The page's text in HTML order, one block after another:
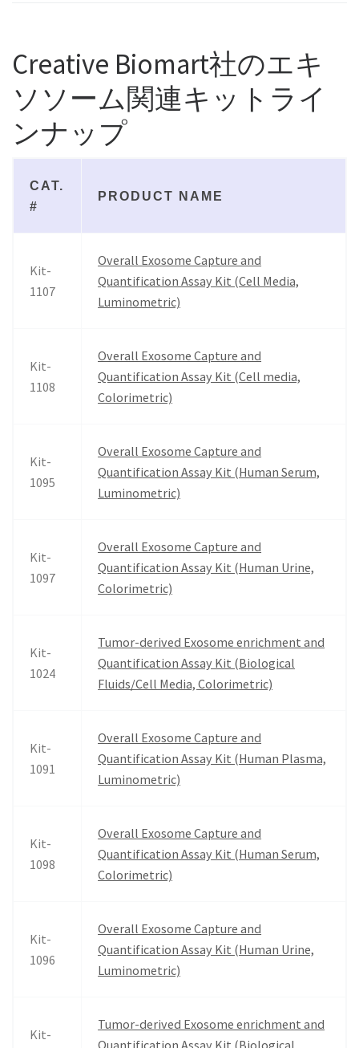
Creative Biomart社のエキ
ソソーム関連キットライ
ンナップ
CAT.
#
PRODUCT NAME
Kit-
1107
Overall Exosome Capture and
Quantification Assay Kit (Cell Media,
Luminometric)
Kit-
1108
Overall Exosome Capture and
Quantification Assay Kit (Cell media,
Colorimetric)
Kit-
1095
Overall Exosome Capture and
Quantification Assay Kit (Human Serum,
Luminometric)
Kit-
1097
Overall Exosome Capture and
Quantification Assay Kit (Human Urine,
Colorimetric)
Kit-
1024
Tumor-derived Exosome enrichment and
Quantification Assay Kit (Biological
Fluids/Cell Media, Colorimetric)
Kit-
1091
Overall Exosome Capture and
Quantification Assay Kit (Human Plasma,
Luminometric)
Kit-
1098
Overall Exosome Capture and
Quantification Assay Kit (Human Serum,
Colorimetric)
Kit-
1096
Overall Exosome Capture and
Quantification Assay Kit (Human Urine,
Luminometric)
Kit-
Tumor-derived Exosome enrichment and